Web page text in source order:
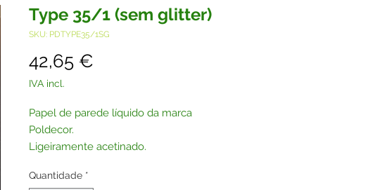
Type 35/1 (sem glitter)
SKU: PDTYPE35/1SG
42,65 €
IVA incl.
Papel de parede líquido da marca
Poldecor.
Ligeiramente acetinado.
prateadas.
Quantidade *